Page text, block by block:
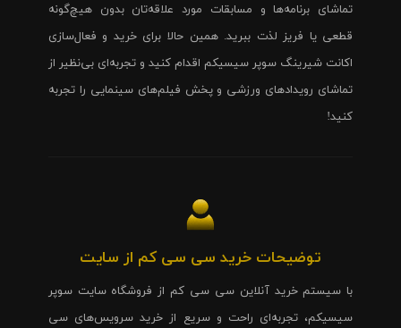
تماشای برنامه‌ها و مسابقات مورد علاقه‌تان بدون هیچ‌گونه
قطعی یا فریز لذت ببرید. همین حالا برای خرید و فعال‌سازی
اکانت شیرینگ سوپر سیسیکم اقدام کنید و تجربه‌ای بی‌نظیر از
تماشای رویدادهای ورزشی و پخش فیلم‌های سینمایی را تجربه
کنید!
توضیحات خرید سی سی کم از سایت
با سیستم خرید آنلاین سی سی کم از فروشگاه سایت سوپر
سیسیکم، تجربه‌ای راحت و سریع از خرید سرویس‌های سی